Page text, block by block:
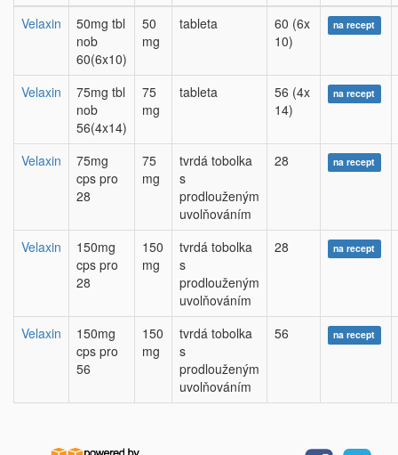
Velaxin
50mg tbl
nob
60(6x10)
50
mg
tableta
60 (6x
10)
na recept
Velaxin
75mg tbl
nob
56(4x14)
75
mg
tableta
56 (4x
14)
na recept
Velaxin
75mg
cps pro
28
75
mg
tvrdá tobolka
s
prodlouženým
uvolňováním
28 na recept
Velaxin
150mg
cps pro
28
150
mg
tvrdá tobolka
s
prodlouženým
uvolňováním
28 na recept
Velaxin
150mg
cps pro
56
150
mg
tvrdá tobolka
s
prodlouženým
uvolňováním
56 na recept